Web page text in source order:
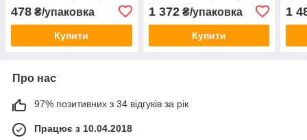
478 ₴/упаковка
Купити
1 372₴/упаковка
Купити
1
Про нас
97% позитивних з 34 відгуків за рік
Працює з 10.04.2018